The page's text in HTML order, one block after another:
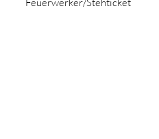
Feuerwerker/Stehticket